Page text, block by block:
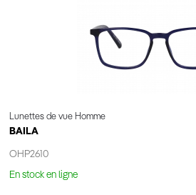
Lunettes de vue Homme
BAILA
OHP2610
En stock en ligne